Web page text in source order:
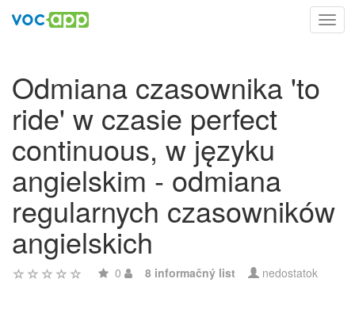
Odmiana czasownika 'to
ride' w czasie perfect
continuous, w języku
angielskim - odmiana
regularnych czasowników
angielskich
0 8 informačný list nedostatok